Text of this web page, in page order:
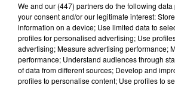
We and our (447) partnersdo the following
your consent and/or our legitimate interest:
information on a device; Use limited data to
profiles for personalised advertising; Use
advertising; Measure advertising performance;
performance; Understand audiences through
of data from different sources; Develop and
profiles to personalise content; Use profiles to